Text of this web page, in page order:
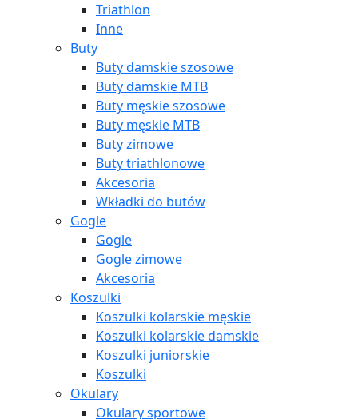
Triathlon
Inne
Buty
Buty damskie szosowe
Buty damskie MTB
Buty męskie szosowe
Buty męskie MTB
Buty zimowe
Buty triathlonowe
Akcesoria
Wkładki do butów
Gogle
Gogle
Gogle zimowe
Akcesoria
Koszulki
Koszulki kolarskie męskie
Koszulki kolarskie damskie
Koszulki juniorskie
Koszulki
Okulary
Okulary sportowe